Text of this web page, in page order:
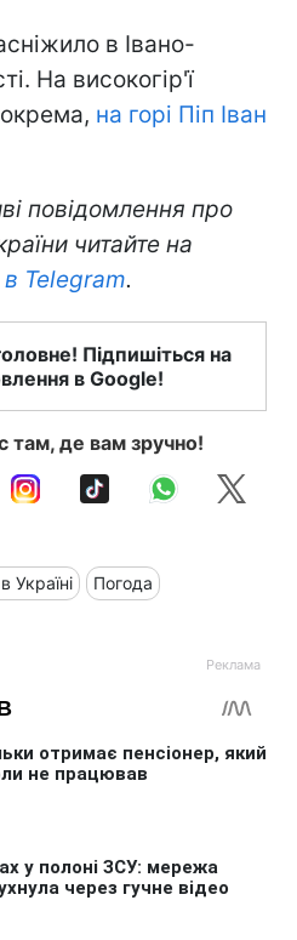
в Івано-
На високогір'ї
на горі Піп Іван
повідомлення про
читайте на
Telegram.
Підпишіться на
в Google!
там, де вам зручно!
Україні Погода